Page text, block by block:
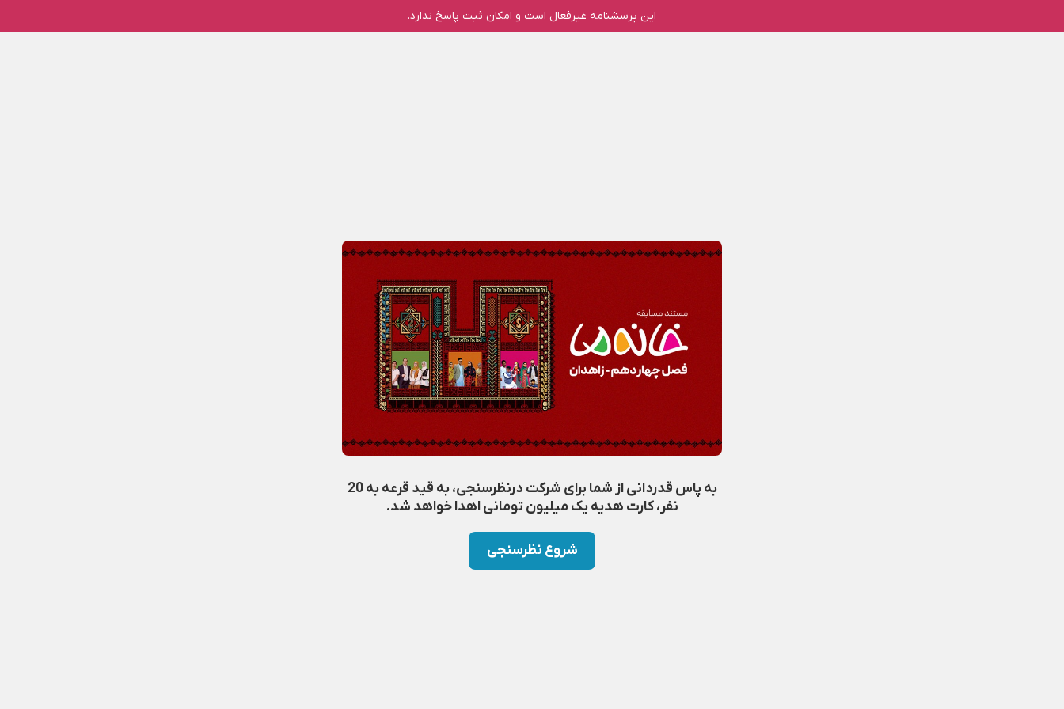
این پرسشنامه غیر‌فعال است و امکان ثبت پاسخ ندارد.
به پاس قدردانی از شما برای شرکت درنظرسنجی، به قید قرعه به 20
نفر، کارت هدیه یک میلیون تومانی اهدا خواهد شد.
شروع نظرسنجی